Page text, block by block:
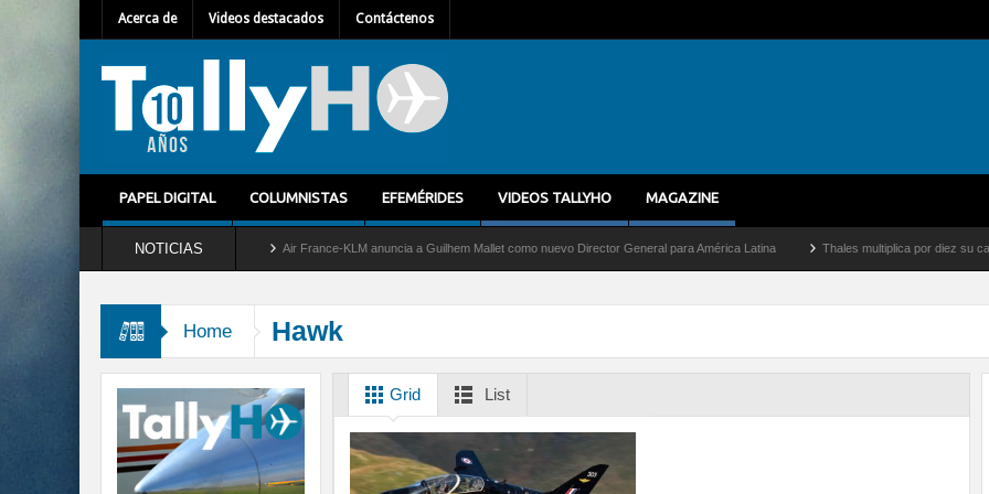
Acerca de Videos destacados Contáctenos
PAPEL DIGITAL COLUMNISTAS EFEMÉRIDES VIDEOS TALLYHO MAGAZINE
NOTICIAS
del servicio al C-2 Greyhound Air France-KLM anuncia a Guilhem Mallet como nuevo Director General para América Latina Thales multiplica por diez su
Home Hawk
Grid List